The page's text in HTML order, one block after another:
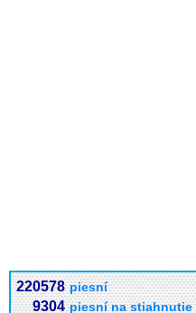
220578 piesní
9304 piesní na stiahnutie